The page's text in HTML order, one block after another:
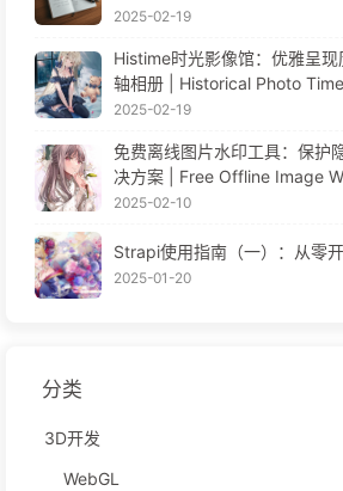
2025-02-19
Histime时光影像馆：优雅呈
轴相册 | Historical Photo
2025-02-19
免费离线图片水印工具：保护
决方案 | Free Offline Image
2025-02-10
Strapi使用指南（一）：从零
2025-01-20
分类
3D开发
WebGL